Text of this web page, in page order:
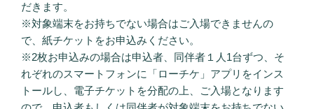
だきます。
※対象端末をお持ちでない場合はご入場できませんの
で、紙チケットをお申込みください。
※2枚お申込みの場合は申込者、同伴者１人1台ずつ、そ
れぞれのスマートフォンに「ローチケ」アプリをインス
トールし、電子チケットを分配の上、ご入場となります